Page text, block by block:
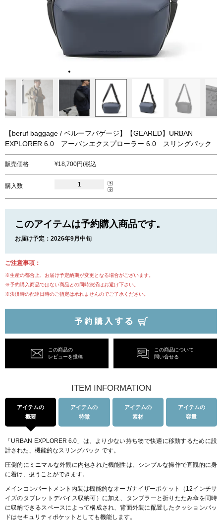
【beruf baggage / ベルーフバゲージ】【GEARED】URBAN
EXPLORER 6.0 アーバンエクスプローラー 6.0 スリングパック
販売価格 18,700円(税込
購入数
このアイテムは予約購入商品です。
お届け予定：2026年9月中旬
ご注意事項：
※生産の都合上、お届け予定納期が変更となる場合がございます。
※予約購入商品ではない商品との同時決済はお避け下さい。
※決済時の配達日時のご指定は承れませんのでご了承ください。
この商品の
レビューを投稿
この商品について
問い合せる
ITEM INFORMATION
アイテムの
概要
アイテムの
特徴
アイテムの
素材
アイテムの
容量
「URBAN EXPLORER 6.0」は、より少ない持ち物で快適に移動するために設
計された、機能的なスリングパック です。
圧倒的にミニマルな外観に内包された機能性は、シンプルな操作で直観的に身
に着け、扱うことができます。
メインコンパートメント内装は機能的なオーガナイザーポケット（12インチサ
イズのタブレットデバイス収納可）に加え、タンブラーと折りたたみ傘を同時
に収納できるスペースによって構成され、背面外装に配置したクッションパッ
ドはセキュリティポケットとしても機能します。